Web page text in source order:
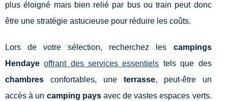
plus éloigné mais bien relié par bus ou train peut donc
être une stratégie astucieuse pour réduire les coûts.
Lors de votre sélection, recherchez les campings
Hendaye offrant des services essentiels tels que des
chambres confortables, une terrasse, peut-être un
accès à un camping paysavec de vastes espaces verts.